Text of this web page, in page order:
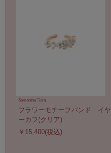
Samantha Tiara
フラワーモチーフバンド イヤ
ーカフ(クリア)
￥15,400(税込)